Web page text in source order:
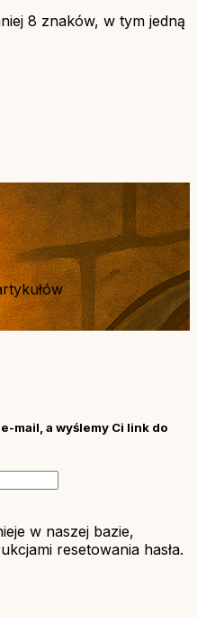
8 znaków, w tym jedną
mail, a wyślemy Ci link do
w naszej bazie,
resetowania hasła.